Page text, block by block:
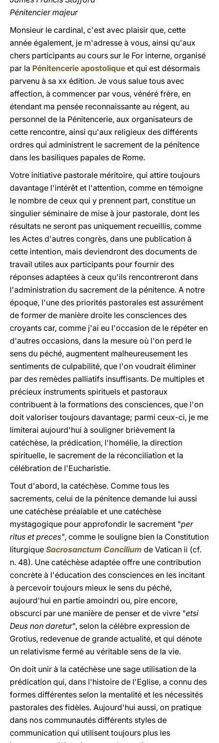
Pénitencier majeur
Monsieur le cardinal, c'est avec plaisir que, cette
année également, je m'adresse à vous, ainsi qu'aux
chers participants au cours sur le For interne, organisé
par la Pénitencerie apostolique et qui est désormais
parvenu à sa xx édition. Je vous salue tous avec
affection, à commencer par vous, vénéré frère, en
étendant ma pensée reconnaissante au régent, au
personnel de la Pénitencerie, aux organisateurs de
cette rencontre, ainsi qu'aux religieux des différents
ordres qui administrent le sacrement de la pénitence
dans les basiliques papales de Rome.
Votre initiative pastorale méritoire, qui attire toujours
davantage l'intérêt et l'attention, comme en témoigne
le nombre de ceux qui y prennent part, constitue un
singulier séminaire de mise à jour pastorale, dont les
résultats ne seront pas uniquement recueillis, comme
les Actes d'autres congrès, dans une publication à
cette intention, mais deviendront des documents de
travail utiles aux participants pour fournir des
réponses adaptées à ceux qu'ils rencontreront dans
l'administration du sacrement de la pénitence. A notre
époque, l'une des priorités pastorales est assurément
de former de manière droite les consciences des
croyants car, comme j'ai eu l'occasion de le répéter en
d'autres occasions, dans la mesure où l'on perd le
sens du péché, augmentent malheureusement les
sentiments de culpabilité, que l'on voudrait éliminer
par des remèdes palliatifs insuffisants. De multiples et
précieux instruments spirituels et pastoraux
contribuent à la formations des consciences, que l'on
doit valoriser toujours davantage; parmi ceux-ci, je me
limiterai aujourd'hui à souligner brièvement la
catéchèse, la prédication, l'homélie, la direction
spirituelle, le sacrement de la réconciliation et la
célébration de l'Eucharistie.
Tout d'abord, la catéchèse. Comme tous les
sacrements, celui de la pénitence demande lui aussi
une catéchèse préalable et une catéchèse
mystagogique pour approfondir le sacrement "per
ritus et preces", comme le souligne bien la Constitution
liturgique Sacrosanctum Concilium de Vatican ii (cf.
n. 48). Une catéchèse adaptée offre une contribution
concrète à l'éducation des consciences en les incitant
à percevoir toujours mieux le sens du péché,
aujourd'hui en partie amoindri ou, pire encore,
obscurci par une manière de penser et de vivre "etsi
Deus non daretur", selon la célèbre expression de
Grotius, redevenue de grande actualité, et qui dénote
un relativisme fermé au véritable sens de la vie.
On doit unir à la catéchèse une sage utilisation de la
prédication qui, dans l'histoire de l'Eglise, a connu des
formes différentes selon la mentalité et les nécessités
pastorales des fidèles. Aujourd'hui aussi, on pratique
dans nos communautés différents styles de
communication qui utilisent toujours plus les